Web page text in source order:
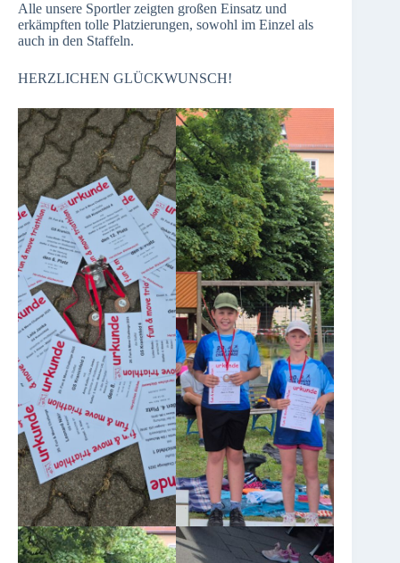
Alle unsere Sportler zeigten großen Einsatz und
erkämpften tolle Platzierungen, sowohl im Einzel als
auch in den Staffeln.
HERZLICHEN GLÜCKWUNSCH!